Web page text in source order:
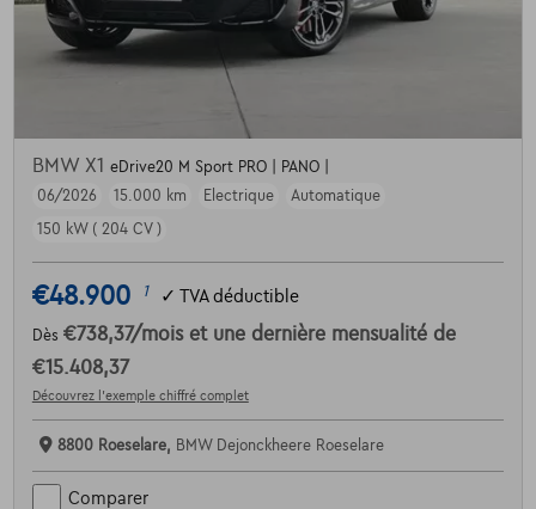
BMW X1 eDrive20 M Sport PRO | PANO |
06/2026
15.000 km Electrique
Automatique
150 kW ( 204 CV )
€48.900 1 ✓ TVA déductible
Dès €738,37/mois et une dernière mensualité de
€15.408,37
Découvrez l’exemple chiffré complet
8800 Roeselare, BMW Dejonckheere Roeselare
Comparer